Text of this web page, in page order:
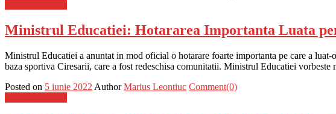
Ministrul Educatiei: Hotararea Importanta Luata
Ministrul Educatiei a anuntat in mod oficial o hotarare foarte importanta pe care a
baza sportiva Ciresarii, care a fost redeschisa comunitatii. Ministrul Educatiei
Posted on 5 iunie 2022 Author Marius Leontiuc Comment(0)